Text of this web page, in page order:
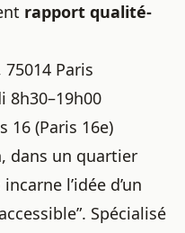
rapport qualité-
Paris
8h30–19h00
(Paris 16e)
dans un quartier
l’idée d’un
Spécialisé